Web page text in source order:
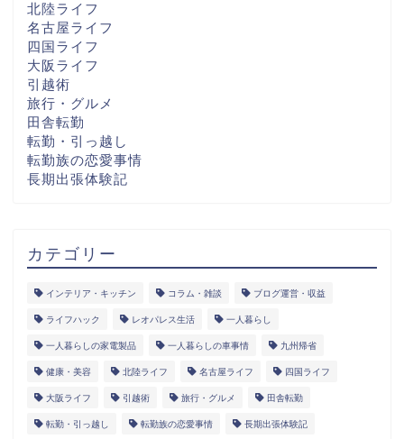
北陸ライフ
名古屋ライフ
四国ライフ
大阪ライフ
引越術
旅行・グルメ
田舎転勤
転勤・引っ越し
転勤族の恋愛事情
長期出張体験記
カテゴリー
インテリア・キッチン コラム・雑談 ブログ運営・収益
ライフハック レオパレス生活 一人暮らし
一人暮らしの家電製品 一人暮らしの車事情 九州帰省
健康・美容 北陸ライフ 名古屋ライフ 四国ライフ
大阪ライフ 引越術 旅行・グルメ 田舎転勤
転勤・引っ越し 転勤族の恋愛事情 長期出張体験記